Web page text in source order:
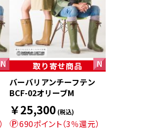
取り寄せ商品
バーバリアンチーフテン
BCF-02オリーブM
￥25,300 (税込)
690ポイント（3％還元）